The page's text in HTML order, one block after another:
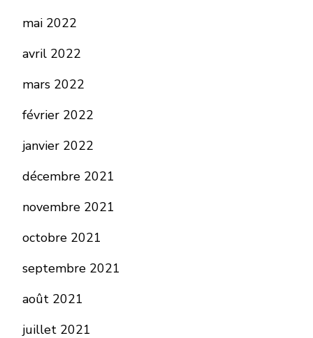
mai 2022
avril 2022
mars 2022
février 2022
janvier 2022
décembre 2021
novembre 2021
octobre 2021
septembre 2021
août 2021
juillet 2021